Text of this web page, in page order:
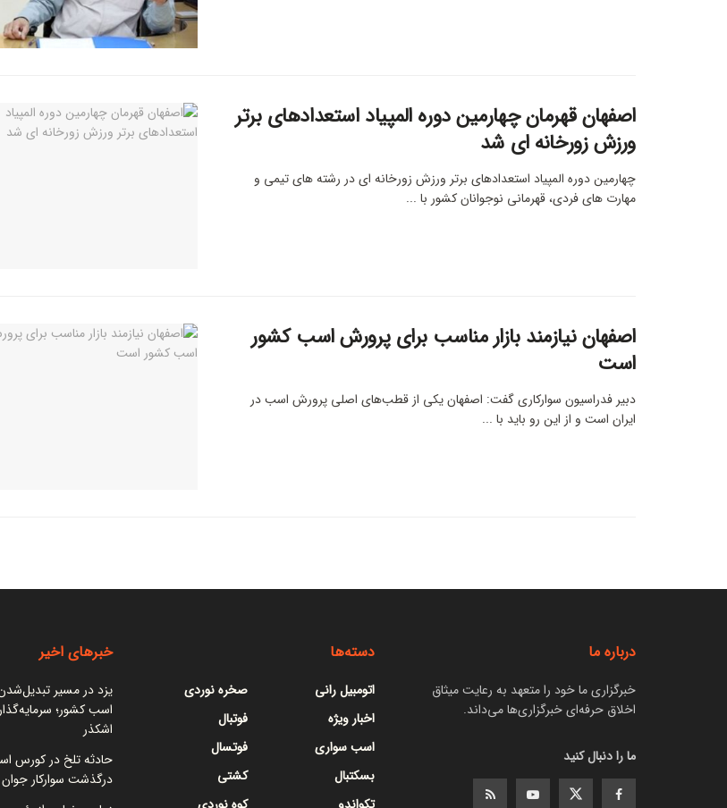
اصفهان قهرمان چهارمین دوره المپیاد استعدادهای برتر
ورزش زورخانه ای شد
چهارمین دوره المپیاد استعدادهای برتر ورزش زورخانه ای در رشته های تیمی و
مهارت های فردی، قهرمانی نوجوانان کشور با ...
اصفهان نیازمند بازار مناسب برای پرورش اسب کشور
است
دبیر فدراسیون سوارکاری گفت: اصفهان یکی از قطب‌های اصلی پرورش اسب در
ایران است و از این رو باید با ...
درباره ما
خبرگزاری ما خود را متعهد به رعایت میثاق
اخلاق حرفه‌ای خبرگزاری‌ها می‌داند.
ما را دنبال کنید
دسته‌ها
اتومبیل رانی
اخبار ویژه
اسب سواری
بسکتبال
صخره نوردی
فوتبال
فوتسال
کشتی
خبرهای اخیر
یزد در مسیر
اشکذر
حادثه تلخ در کورس
درگذشت سوارکار